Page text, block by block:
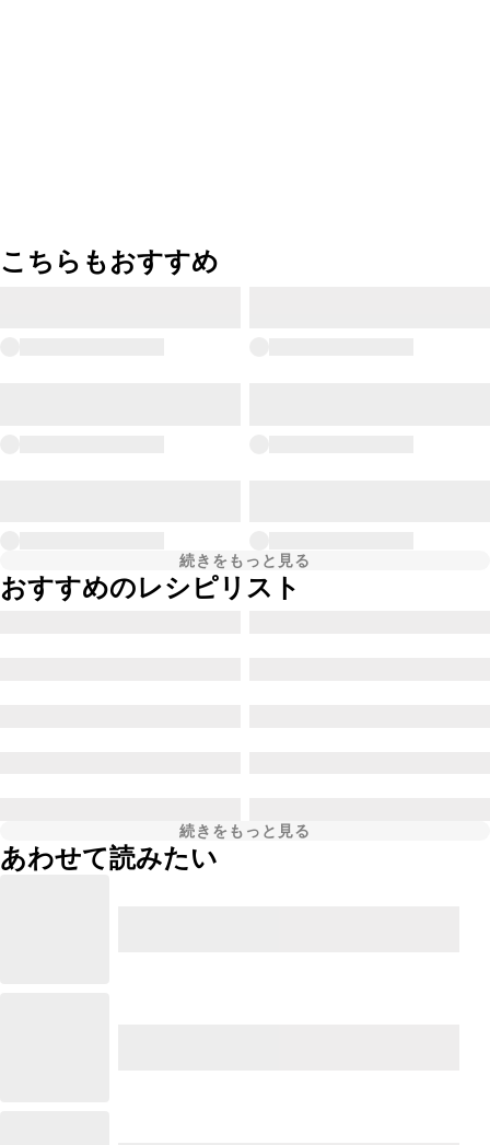
こちらもおすすめ
続きをもっと見る
おすすめのレシピリスト
続きをもっと見る
あわせて読みたい